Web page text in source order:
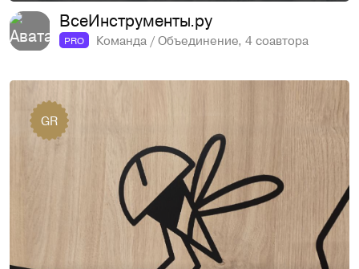
ВсеИнструменты.ру
PRO Команда / Объединение, 4 соавтора
GR